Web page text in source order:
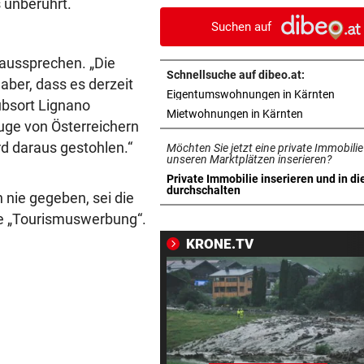
unberührt.
„Die
dass es derzeit
Lignano
von Österreichern
daraus gestohlen.“
nie gegeben, sei die
eines Kult-Sponsors
LIEFERING VERLIERT vor
Enttäuschende Zweitliga-
Rückkehr nach Grödig
2. LIGA – 2. RUNDE
Fehlstart komplett! Nächste
für St. Pölten
WANDERER AUSGEFLOGEN
Dramatik im Valser Tal
IN GREENSBORO vor 2
Straka verpasst bei PGA-
den Cut vorzeitig
SCHRIEB WM-GESCHICHTE vor
Suchen auf
Schnellsuche auf dibeo.at:
Eigentumswohnungen in Kärnten
Mietwohnungen in Kärnten
Möchten Sie jetzt eine private
unseren Marktplätzen inserieren?
Private Immobilie inserieren und in
durchschalten
in neuem Tab öffnen
KRONE.TV